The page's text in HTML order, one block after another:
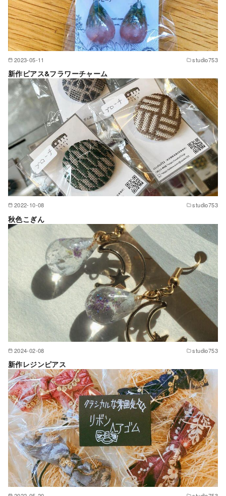
2023-05-11 studio753
新作ピアス&フラワーチャーム
2022-10-08 studio753
秋色こぎん
2024-02-08 studio753
新作レジンピアス